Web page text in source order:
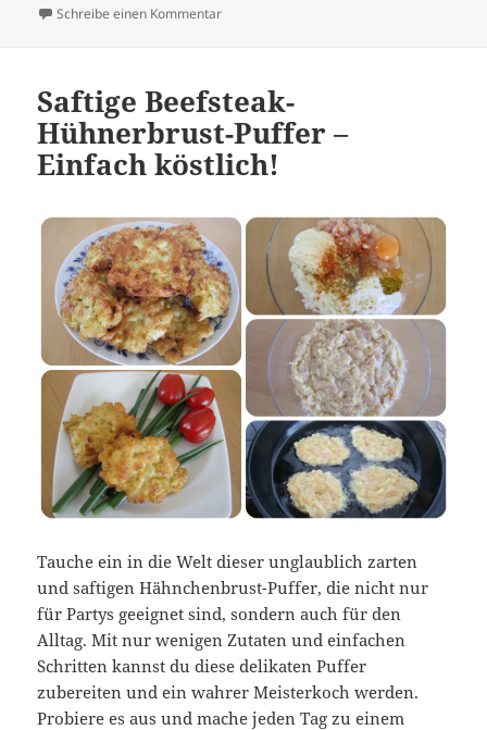
Schreibe einen Kommentarzu Vorspeise „Pfau-Schwanz“
Saftige Beefsteak-
Hühnerbrust-Puffer –
Einfach köstlich!
Tauche ein in die Welt dieser unglaublich zarten
und saftigen Hähnchenbrust-Puffer, die nicht nur
für Partys geeignet sind, sondern auch für den
Alltag. Mit nur wenigen Zutaten und einfachen
Schritten kannst du diese delikaten Puffer
zubereiten und ein wahrer Meisterkoch werden.
Probiere es aus und mache jeden Tag zu einem